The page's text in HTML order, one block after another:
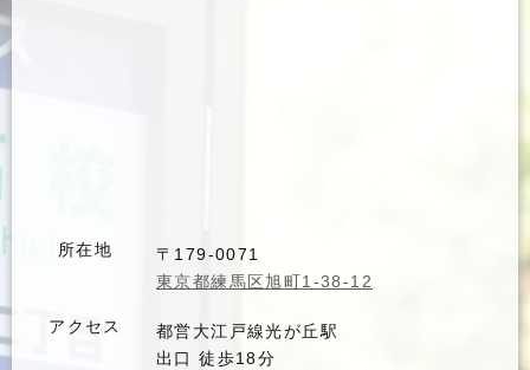
所在地
〒179-0071
東京都練馬区旭町1-38-12
アクセス
都営大江戸線光が丘駅
出口 徒歩18分